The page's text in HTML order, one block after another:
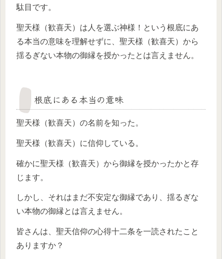
駄目です。
聖天様（歓喜天）は人を選ぶ神様！という根底にあ
る本当の意味を理解せずに、聖天様（歓喜天）から
揺るぎない本物の御縁を授かったとは言えません。
根底にある本当の意味
聖天様（歓喜天）の名前を知った。
聖天様（歓喜天）に信仰している。
確かに聖天様（歓喜天）から御縁を授かったかと存
じます。
しかし、それはまだ不安定な御縁であり、揺るぎな
い本物の御縁とは言えません。
皆さんは、聖天信仰の心得十二条を一読されたこと
ありますか？